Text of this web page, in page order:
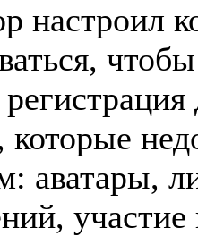
которые
аватары,
участие